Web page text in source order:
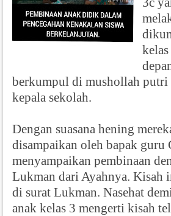
berkumpul di mushollah putri
kepala sekolah.
Dengan suasana hening
disampaikan oleh bapak
menyampaikan pembinaan
Lukman dari Ayahnya. Kisah
di surat Lukman. Nasehat
anak kelas 3 mengerti kisah